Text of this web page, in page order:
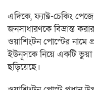
এদিকে, ফ্যাক্ট-চেকিং
জনসাধারণকে বিভ্রান্ত
ওয়াশিংটন পোস্টের নামে
ইউনূসকে নিয়ে একটি ভুয়া
ছড়িয়েছে।